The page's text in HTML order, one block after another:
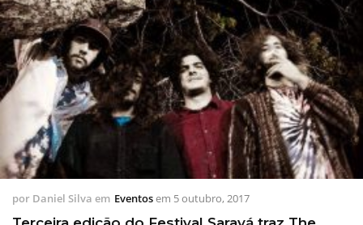
por Daniel Silva em Eventosem 5 outubro, 2017